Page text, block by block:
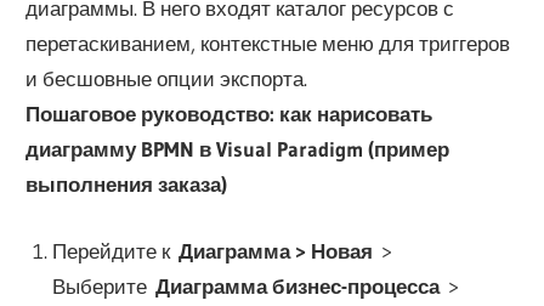
диаграммы. В него входят каталог ресурсов с
перетаскиванием, контекстные меню для триггеров
и бесшовные опции экспорта.
Пошаговое руководство: как нарисовать
диаграмму BPMN в Visual Paradigm (пример
выполнения заказа)
Перейдите к Диаграмма > Новая >
Выберите Диаграмма бизнес-процесса>